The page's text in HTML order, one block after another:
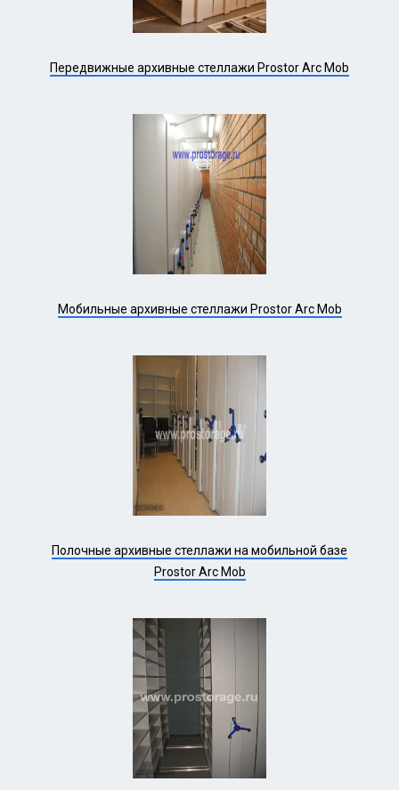
Передвижные архивные стеллажи Prostor Arc Mob
Мобильные архивные стеллажи Prostor Arc Mob
Полочные архивные стеллажи на мобильной базе
Prostor Arc Mob